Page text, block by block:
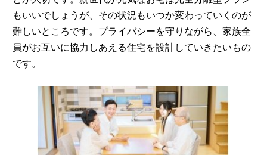
もいいでしょうが、その状況もいつか変わっていくのが
難しいところです。プライバシーを守りながら、家族全
員がお互いに協力しあえる住宅を設計していきたいもの
です。